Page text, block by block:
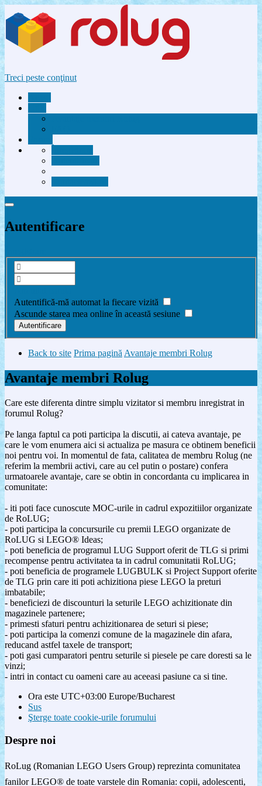
Treci peste conţinut
Autentificare
Autentifică-mă automat la fiecare vizită
Ascunde starea mea online în această sesiune
Back to site Prima paginăAvantaje membri Rolug
Avantaje membri Rolug
Care este diferenta dintre simplu vizitator si membru inregistrat in
forumul Rolug?
Pe langa faptul ca poti participa la discutii, ai cateva avantaje, pe
care le vom enumera aici si actualiza pe masura ce obtinem beneficii
noi pentru voi. In momentul de fata, calitatea de membru Rolug (ne
referim la membrii activi, care au cel putin o postare) confera
urmatoarele avantaje, care se obtin in concordanta cu implicarea in
comunitate:
- iti poti face cunoscute MOC-urile in cadrul expozitiilor organizate
de RoLUG;
- poti participa la concursurile cu premii LEGO organizate de
RoLUG si LEGO® Ideas;
- poti beneficia de programul LUG Support oferit de TLG si primi
recompense pentru activitatea ta in cadrul comunitatii RoLUG;
- poti beneficia de programele LUGBULK si Project Support oferite
de TLG prin care iti poti achizitiona piese LEGO la preturi
imbatabile;
- beneficiezi de discounturi la seturile LEGO achizitionate din
magazinele partenere;
- primesti sfaturi pentru achizitionarea de seturi si piese;
- poti participa la comenzi comune de la magazinele din afara,
reducand astfel taxele de transport;
- poti gasi cumparatori pentru seturile si piesele pe care doresti sa le
vinzi;
- intri in contact cu oameni care au aceeasi pasiune ca si tine.
Ora este UTC+03:00 Europe/Bucharest
Sus
Şterge toate cookie-urile forumului
Despre noi
RoLug (Romanian LEGO Users Group) reprezinta comunitatea
fanilor LEGO® de toate varstele din Romania: copii, adolescenti,